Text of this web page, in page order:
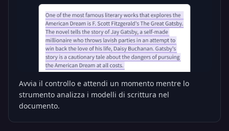
Avvia il controllo e attendi un momento mentre lo
strumento analizza i modelli di scrittura nel
documento.